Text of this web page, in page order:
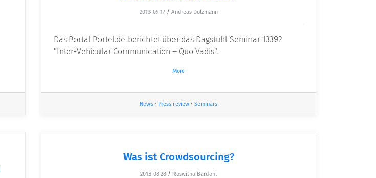
2013-09-17 / Andreas Dolzmann
Das Portal Portel.de berichtet über das Dagstuhl Seminar 13392
"Inter-Vehicular Communication – Quo Vadis".
More
News • Press review • Seminars
Was ist Crowdsourcing?
2013-08-28 / Roswitha Bardohl